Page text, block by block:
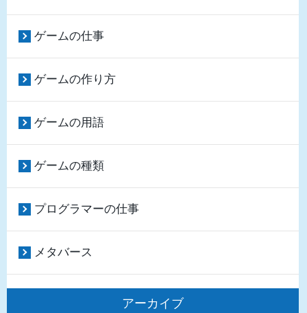
ゲームの仕事
ゲームの作り方
ゲームの用語
ゲームの種類
プログラマーの仕事
メタバース
アーカイブ